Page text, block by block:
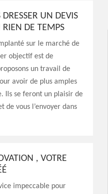
UN DEVIS
RIEN DE TEMPS
sur le marché de
objectif est de
un travail de
avoir de plus amples
Ils se feront un plaisir de
de vous l’envoyer dans
, VOTRE
impeccable pour